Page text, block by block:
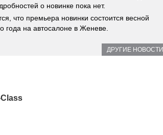
о новинке пока нет.
что премьера новинки состоится весной
года на автосалоне в Женеве.
ДРУГИЕ НОВОСТИ